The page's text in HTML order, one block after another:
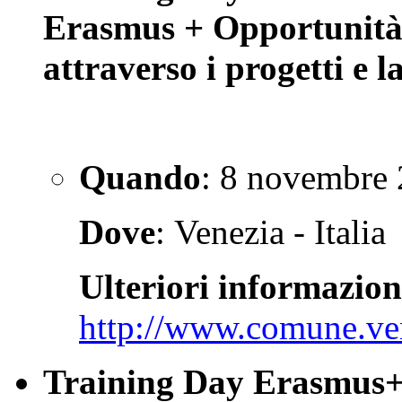
Erasmus +
attraverso i progetti e
Quando: 8 novembre
Dove: Venezia - Italia
Ulteriori
http://
Training Day